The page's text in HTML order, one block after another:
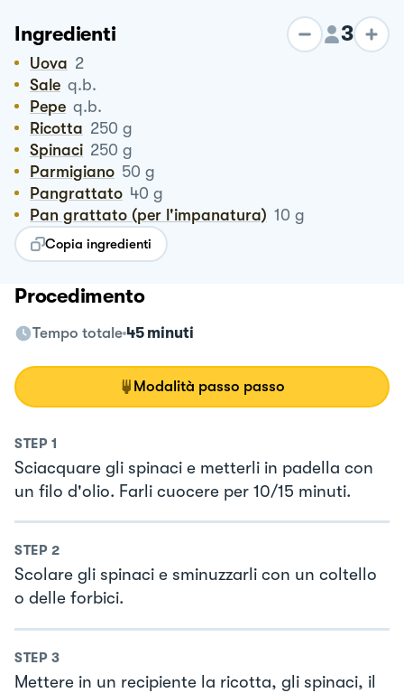
Ingredienti 3
Uova 2
Sale q.b.
Pepe q.b.
Ricotta 250 g
Spinaci 250 g
Parmigiano 50 g
Pangrattato 40 g
Pan grattato (per l'impanatura) 10 g
Copia ingredienti
Procedimento
Tempo totale 45 minuti
Modalità passo passo
STEP 1
Sciacquare gli spinaci e metterli in padella con
un filo d'olio. Farli cuocere per 10/15 minuti.
STEP 2
Scolare gli spinaci e sminuzzarli con un coltello
o delle forbici.
STEP 3
Mettere in un recipiente la ricotta, gli spinaci, il